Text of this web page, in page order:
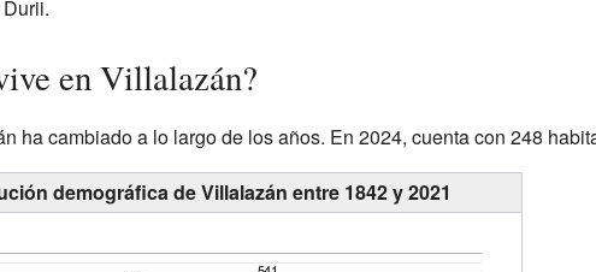
en Villalazán?
ha cambiado a lo largo de los años. En 2024, cuenta con 248
demográfica de Villalazán entre 1842 y 2021